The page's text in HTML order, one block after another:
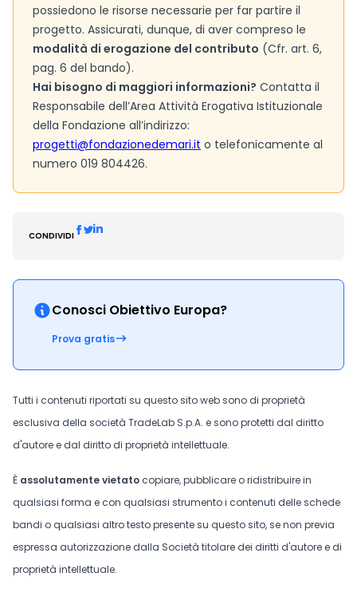
possiedono le risorse necessarie per far partire il
progetto. Assicurati, dunque, di aver compreso le
modalità di erogazione del contributo (Cfr. art. 6,
pag. 6 del bando).
Hai bisogno di maggiori informazioni? Contatta il
Responsabile dell’Area Attività Erogativa Istituzionale
della Fondazione all’indirizzo:
progetti@fondazionedemari.it o telefonicamente al
numero 019 804426.
CONDIVIDI
Conosci Obiettivo Europa?
Prova gratis
Tutti i contenuti riportati su questo sito web sono di proprietà
esclusiva della società TradeLab S.p.A. e sono protetti dal diritto
d'autore e dal diritto di proprietà intellettuale.
È assolutamente vietato copiare, pubblicare o ridistribuire in
qualsiasi forma e con qualsiasi strumento i contenuti delle schede
bandi o qualsiasi altro testo presente su questo sito, se non previa
espressa autorizzazione dalla Società titolare dei diritti d'autore e di
proprietà intellettuale.